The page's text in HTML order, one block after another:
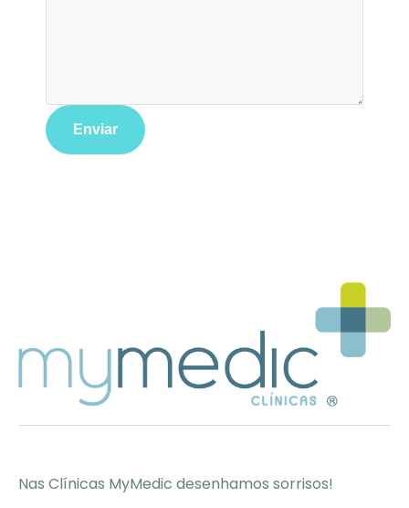
Nas Clínicas MyMedic desenhamos sorrisos!